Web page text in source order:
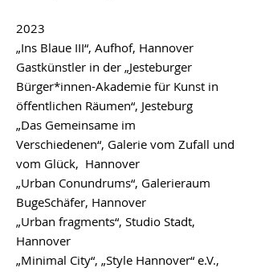
2023
„Ins Blaue III“, Aufhof, Hannover
Gastkünstler in der „Jesteburger
Bürger*innen-Akademie für Kunst in
öffentlichen Räumen“, Jesteburg
„Das Gemeinsame im
Verschiedenen“, Galerie vom Zufall und
vom Glück, Hannover
„Urban Conundrums“, Galerieraum
BugeSchäfer, Hannover
„Urban fragments“, Studio Stadt,
Hannover
„Minimal City“, „Style Hannover“ e.V.,